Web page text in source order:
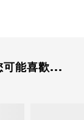
可能喜歡...